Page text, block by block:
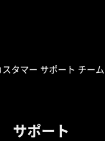
タマー サポート チー
サポート